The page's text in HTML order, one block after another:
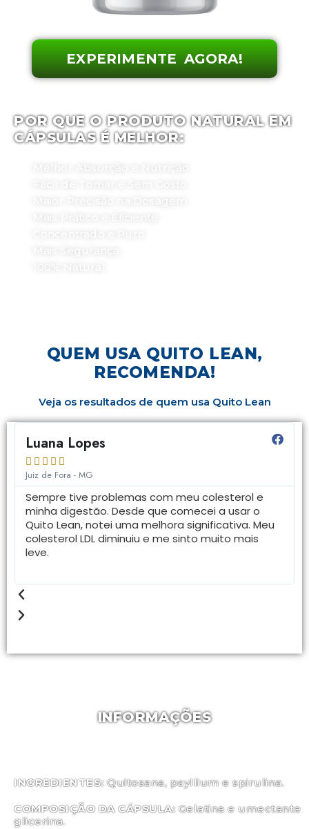
POR QUE O PRODUTO NATURAL EM
CÁPSULAS É MELHOR:
EXPERIMENTE AGORA!
QUEM USA QUITO LEAN,
RECOMENDA!
Veja os resultados de quem usa Quito Lean
Luana Lopes
    
Juiz de Fora - MG
Sempre tive problemas com meu colesterol e
minha digestão. Desde que comecei a usar o
Quito Lean, notei uma melhora significativa. Meu
colesterol LDL diminuiu e me sinto muito mais
leve.
INFORMAÇÕES
INGREDIENTES: Quitosana, psyllium e spirulina.
COMPOSIÇÃO DA CÁPSULA: Gelatina e umectante
glicerina.